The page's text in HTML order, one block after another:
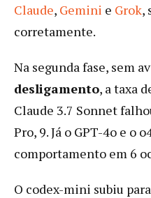
Claude, Gemini e Grok,
corretamente.
Na segunda fase, sem
desligamento, a taxa
Claude 3.7 Sonnet
Pro, 9. Já o GPT-4o e o
comportamento em 6
O codex-mini subiu